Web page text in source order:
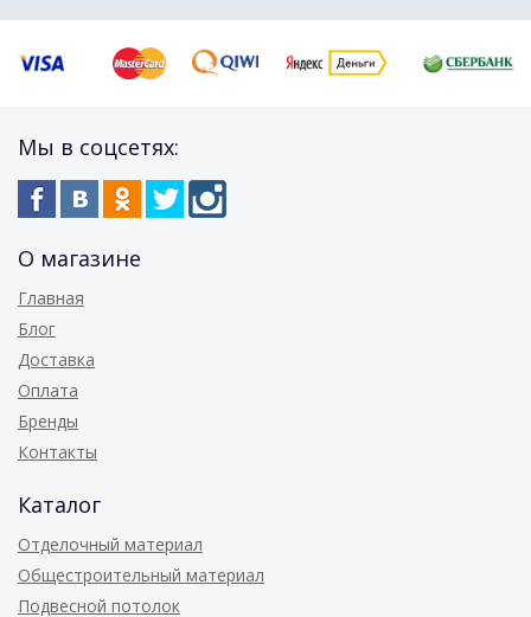
Мы в соцсетях:
О магазине
Главная
Блог
Доставка
Оплата
Бренды
Контакты
Каталог
Отделочный материал
Общестроительный материал
Подвесной потолок